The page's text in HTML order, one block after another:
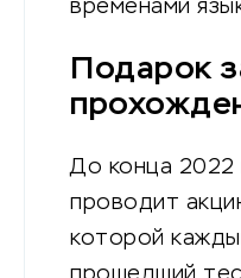
временами
Подарок
До конца 2022
проводит
которой